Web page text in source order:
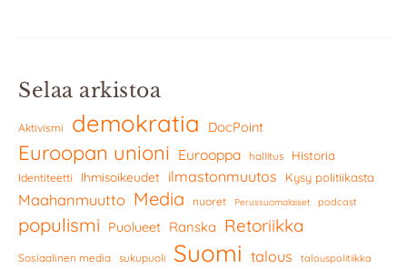
Selaa arkistoa
Aktivismi demokratia DocPoint
Euroopan unioni Eurooppa hallitus Historia
Identiteetti Ihmisoikeudet ilmastonmuutos Kysy politiikasta
Maahanmuutto Media nuoret Perussuomalaiset podcast
populismi Puolueet Ranska Retoriikka
Sosiaalinen media sukupuoli Suomi talous talouspolitiikka